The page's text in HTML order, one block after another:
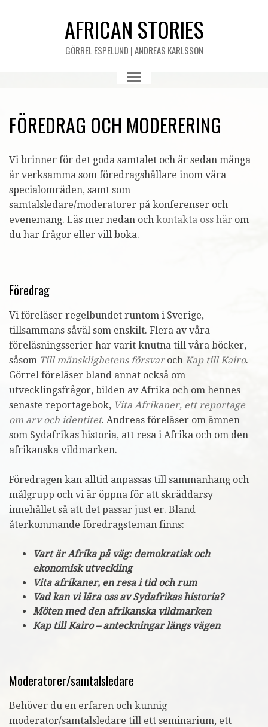
AFRICAN STORIES
GÖRREL ESPELUND | ANDREAS KARLSSON
FÖREDRAG OCH MODERERING
Vi brinner för det goda samtalet och är sedan många
år verksamma som föredragshållare inom våra
specialområden, samt som
samtalsledare/moderatorer på konferenser och
evenemang. Läs mer nedan och kontakta oss här om
du har frågor eller vill boka.
Föredrag
Vi föreläser regelbundet runtom i Sverige,
tillsammans såväl som enskilt. Flera av våra
föreläsningsserier har varit knutna till våra böcker,
såsom Till mänsklighetens försvaroch Kap till Kairo.
Görrel föreläser bland annat också om
utvecklingsfrågor, bilden av Afrika och om hennes
senaste reportagebok, Vita Afrikaner, ett reportage
om arv och identitet. Andreas föreläser om ämnen
som Sydafrikas historia, att resa i Afrika och om den
afrikanska vildmarken.
Föredragen kan alltid anpassas till sammanhang och
målgrupp och vi är öppna för att skräddarsy
innehållet så att det passar just er. Bland
återkommande föredragsteman finns:
Vart är Afrika på väg: demokratisk och
ekonomisk utveckling
Vita afrikaner, en resa i tid och rum
Vad kan vi lära oss av Sydafrikas historia?
Möten med den afrikanska vildmarken
Kap till Kairo – anteckningar längs vägen
Moderatorer/samtalsledare
Behöver du en erfaren och kunnig
moderator/samtalsledare till ett seminarium, ett